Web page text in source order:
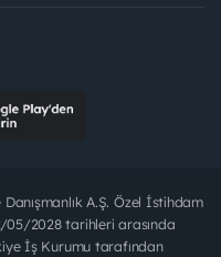
A.Ş. Özel İstihdam
2028 tarihleri arasında
İş Kurumu tarafından